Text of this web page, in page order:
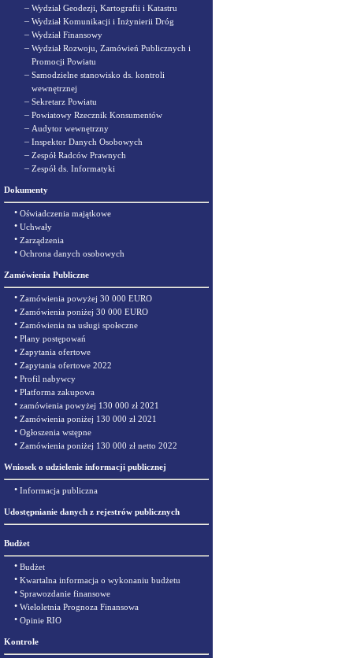
– Wydział Geodezji, Kartografii i Katastru
– Wydział Komunikacji i Inżynierii Dróg
– Wydział Finansowy
– Wydział Rozwoju, Zamówień Publicznych i
Promocji Powiatu
– Samodzielne stanowisko ds. kontroli
wewnętrznej
– Sekretarz Powiatu
– Powiatowy Rzecznik Konsumentów
– Audytor wewnętrzny
– Inspektor Danych Osobowych
– Zespół Radców Prawnych
– Zespół ds. Informatyki
Dokumenty
• Oświadczenia majątkowe
• Uchwały
• Zarządzenia
• Ochrona danych osobowych
Zamówienia Publiczne
• Zamówienia powyżej 30 000 EURO
• Zamówienia poniżej 30 000 EURO
• Zamówienia na usługi społeczne
• Plany postępowań
• Zapytania ofertowe
• Zapytania ofertowe 2022
• Profil nabywcy
• Platforma zakupowa
• zamówienia powyżej 130 000 zł 2021
• Zamówienia poniżej 130 000 zł 2021
• Ogłoszenia wstępne
• Zamówienia poniżej 130 000 zł netto 2022
Wniosek o udzielenie informacji publicznej
• Informacja publiczna
Udostępnianie danych z rejestrów publicznych
Budżet
• Budżet
• Kwartalna informacja o wykonaniu budżetu
• Sprawozdanie finansowe
• Wieloletnia Prognoza Finansowa
• Opinie RIO
Kontrole